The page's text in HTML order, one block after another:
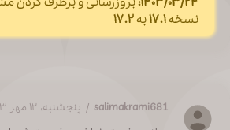
نسخه۱۷.۱به۱۷.۲
salimakrami681 / پنجشنبه، ۱۲ مهر ۱۴۰۳